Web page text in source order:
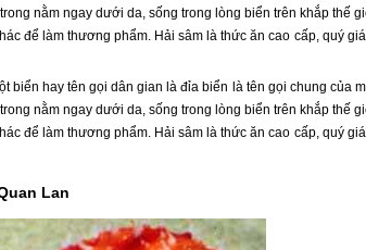
nằm ngay dưới da, sống trong lòng biển trên khắp thế
để làm thương phẩm. Hải sâm là thức ăn cao cấp, quý
biển hay tên gọi dân gian là đỉa biển là tên gọi chung của
nằm ngay dưới da, sống trong lòng biển trên khắp thế
để làm thương phẩm. Hải sâm là thức ăn cao cấp, quý
Lan